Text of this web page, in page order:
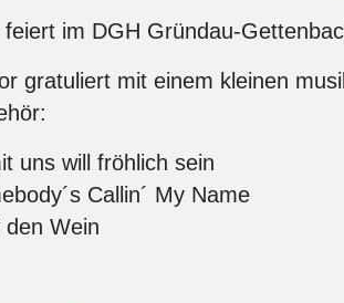
im DGH Gründau-
gratuliert mit einem kleinen
uns will fröhlich sein
Callin´ My Name
den Wein